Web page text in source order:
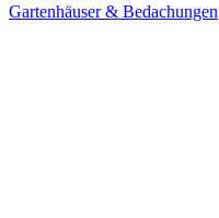
Gartenhäuser & Bedachungen